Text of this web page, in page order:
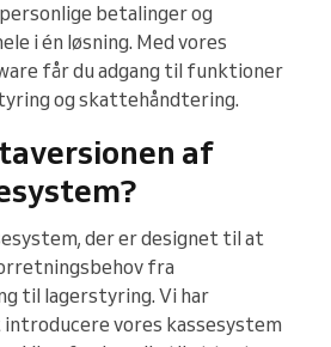
betalinger og
i én løsning. Med vores
får du adgang til funktioner
og skattehåndtering.
af
der er designet til at
fra
til lagerstyring. Vi har
vores kassesystem